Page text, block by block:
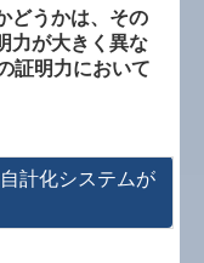
どうかは、その
力が大きく異な
証明力において
計化システムが